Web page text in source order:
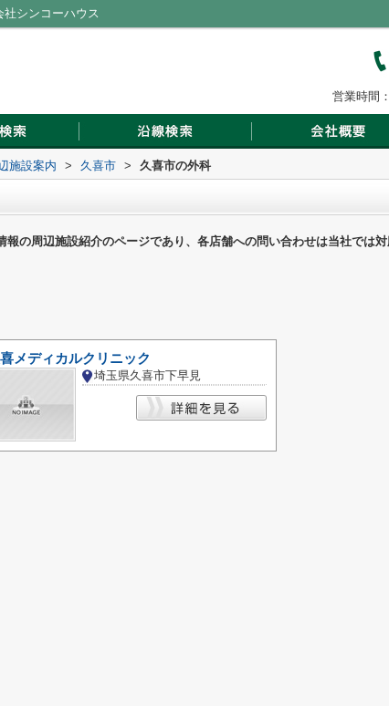
シンコーハウス
営業時間
施設案内 > 久喜市 > 久喜市の外科
報の周辺施設紹介のページであり、各店舗への問い合わせは当社では対
メディカルクリニック
埼玉県久喜市下早見